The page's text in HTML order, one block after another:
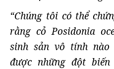
“Chúng tôi có thể
rằng cỏ Posidonia
sinh sản vô tính
được những đột biến